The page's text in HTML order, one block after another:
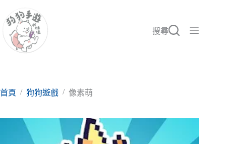
至
要
搜尋
首頁 / 狗狗遊戲 / 像素萌